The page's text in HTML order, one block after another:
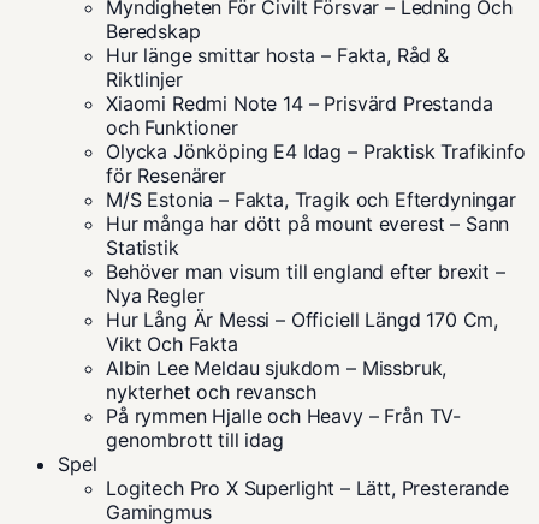
Myndigheten För Civilt Försvar – Ledning Och
Beredskap
Hur länge smittar hosta – Fakta, Råd &
Riktlinjer
Xiaomi Redmi Note 14 – Prisvärd Prestanda
och Funktioner
Olycka Jönköping E4 Idag – Praktisk Trafikinfo
för Resenärer
M/S Estonia – Fakta, Tragik och Efterdyningar
Hur många har dött på mount everest – Sann
Statistik
Behöver man visum till england efter brexit –
Nya Regler
Hur Lång Är Messi – Officiell Längd 170 Cm,
Vikt Och Fakta
Albin Lee Meldau sjukdom – Missbruk,
nykterhet och revansch
På rymmen Hjalle och Heavy – Från TV-
genombrott till idag
Spel
Logitech Pro X Superlight – Lätt, Presterande
Gamingmus